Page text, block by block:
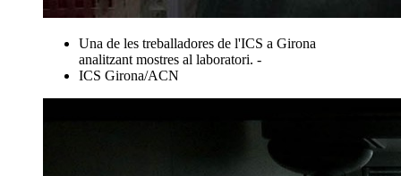
Una de les treballadores de l'ICS a Girona
analitzant mostres al laboratori. -
ICS Girona/ACN